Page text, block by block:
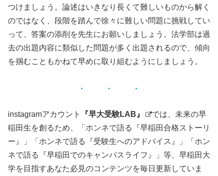
つけましょう。論述はいきなり長くて難しいものから解く
のではなく、段階を踏んで徐々に難しい問題に挑戦してい
って、答案の添削を先生にお願いしましょう。法学部は過
去の出題内容に類似した問題が多く出題されるので、傾向
を掴むこともかねて早めに取り組むようにしましょう。
instagramアカウント 『早大受験LAB』
では、未来の早
稲田生を創るため、「ホンネで語る『早稲田合格ストーリ
ー』」「ホンネで語る『受験生へのアドバイス』」「ホン
ネで語る『早稲田でのキャンパスライフ』」等、早稲田大
学を目指すあなた必見のコンテンツを毎日更新していま